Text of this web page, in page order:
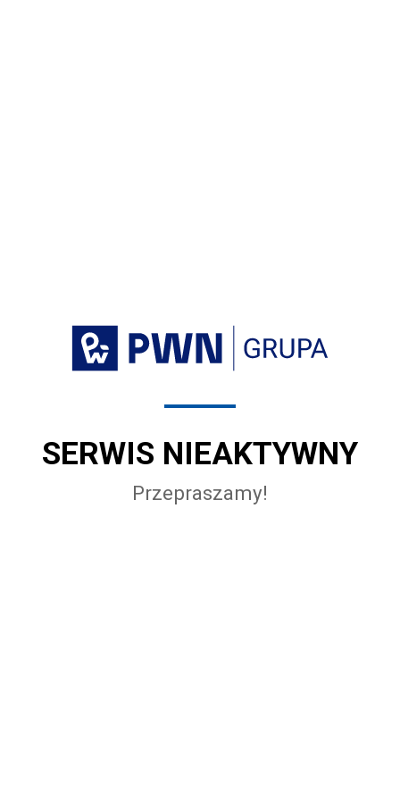
SERWIS NIEAKTYWNY
Przepraszamy!